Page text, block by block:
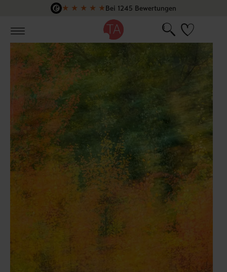
Zum Hauptinhalt springen
★ ★ ★ ★ ★Bei 1245 Bewertungen